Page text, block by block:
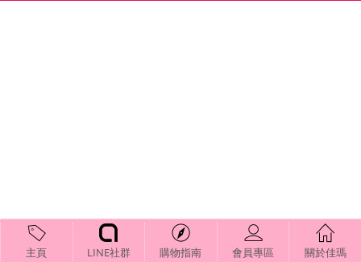
主頁 LINE社群 購物指南 會員專區 關於佳瑪